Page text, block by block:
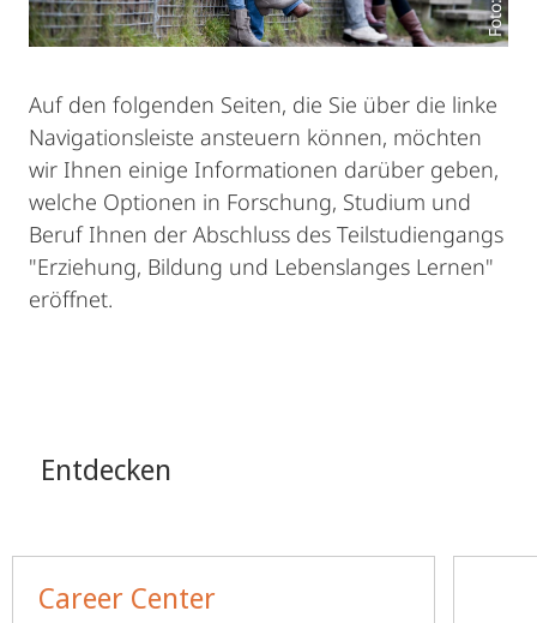
Auf den folgenden Seiten, die Sie über die linke
Navigationsleiste ansteuern können, möchten
wir Ihnen einige Informationen darüber geben,
welche Optionen in Forschung, Studium und
Beruf Ihnen der Abschluss des Teilstudiengangs
"Erziehung, Bildung und Lebenslanges Lernen"
eröffnet.
Entdecken
Career Center